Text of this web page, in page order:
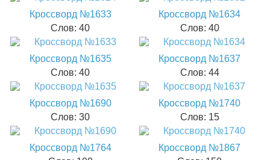
Кроссворд №1633
Слов: 40
Кроссворд №1634
Слов: 40
Кроссворд №1635
Слов: 40
Кроссворд №1637
Слов: 44
Кроссворд №1690
Слов: 30
Кроссворд №1740
Слов: 15
Кроссворд №1764
Кроссворд №1867